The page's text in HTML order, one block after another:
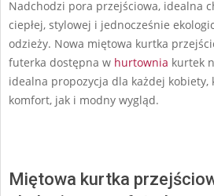
Nadchodzi pora przejściowa, idealna
ciepłej, stylowej i jednocześnie
odzieży. Nowa miętowa kurtka
futerka dostępna w hurtownia kurtek
idealna propozycja dla każdej
komfort, jak i modny wygląd.
Miętowa kurtka